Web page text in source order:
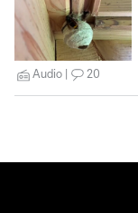
Audio 20